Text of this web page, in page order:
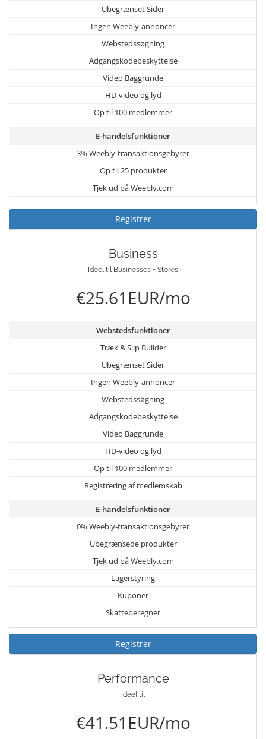
Ubegrænset Sider
Ingen Weebly-annoncer
Webstedssøgning
Adgangskodebeskyttelse
Video Baggrunde
HD-video og lyd
Op til 100 medlemmer
E-handelsfunktioner
3% Weebly-transaktionsgebyrer
Op til 25 produkter
Tjek ud på Weebly.com
Registrer
Business
Ideel til Businesses + Stores
€25.61EUR/mo
Webstedsfunktioner
Træk & Slip Builder
Ubegrænset Sider
Ingen Weebly-annoncer
Webstedssøgning
Adgangskodebeskyttelse
Video Baggrunde
HD-video og lyd
Op til 100 medlemmer
Registrering af medlemskab
E-handelsfunktioner
0% Weebly-transaktionsgebyrer
Ubegrænsede produkter
Tjek ud på Weebly.com
Lagerstyring
Kuponer
Skatteberegner
Registrer
Performance
Ideel til
€41.51EUR/mo